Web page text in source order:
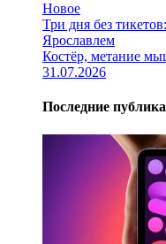
Новое
Три дня без
Ярославлем
Костёр, метание
31.07.2026
Последние